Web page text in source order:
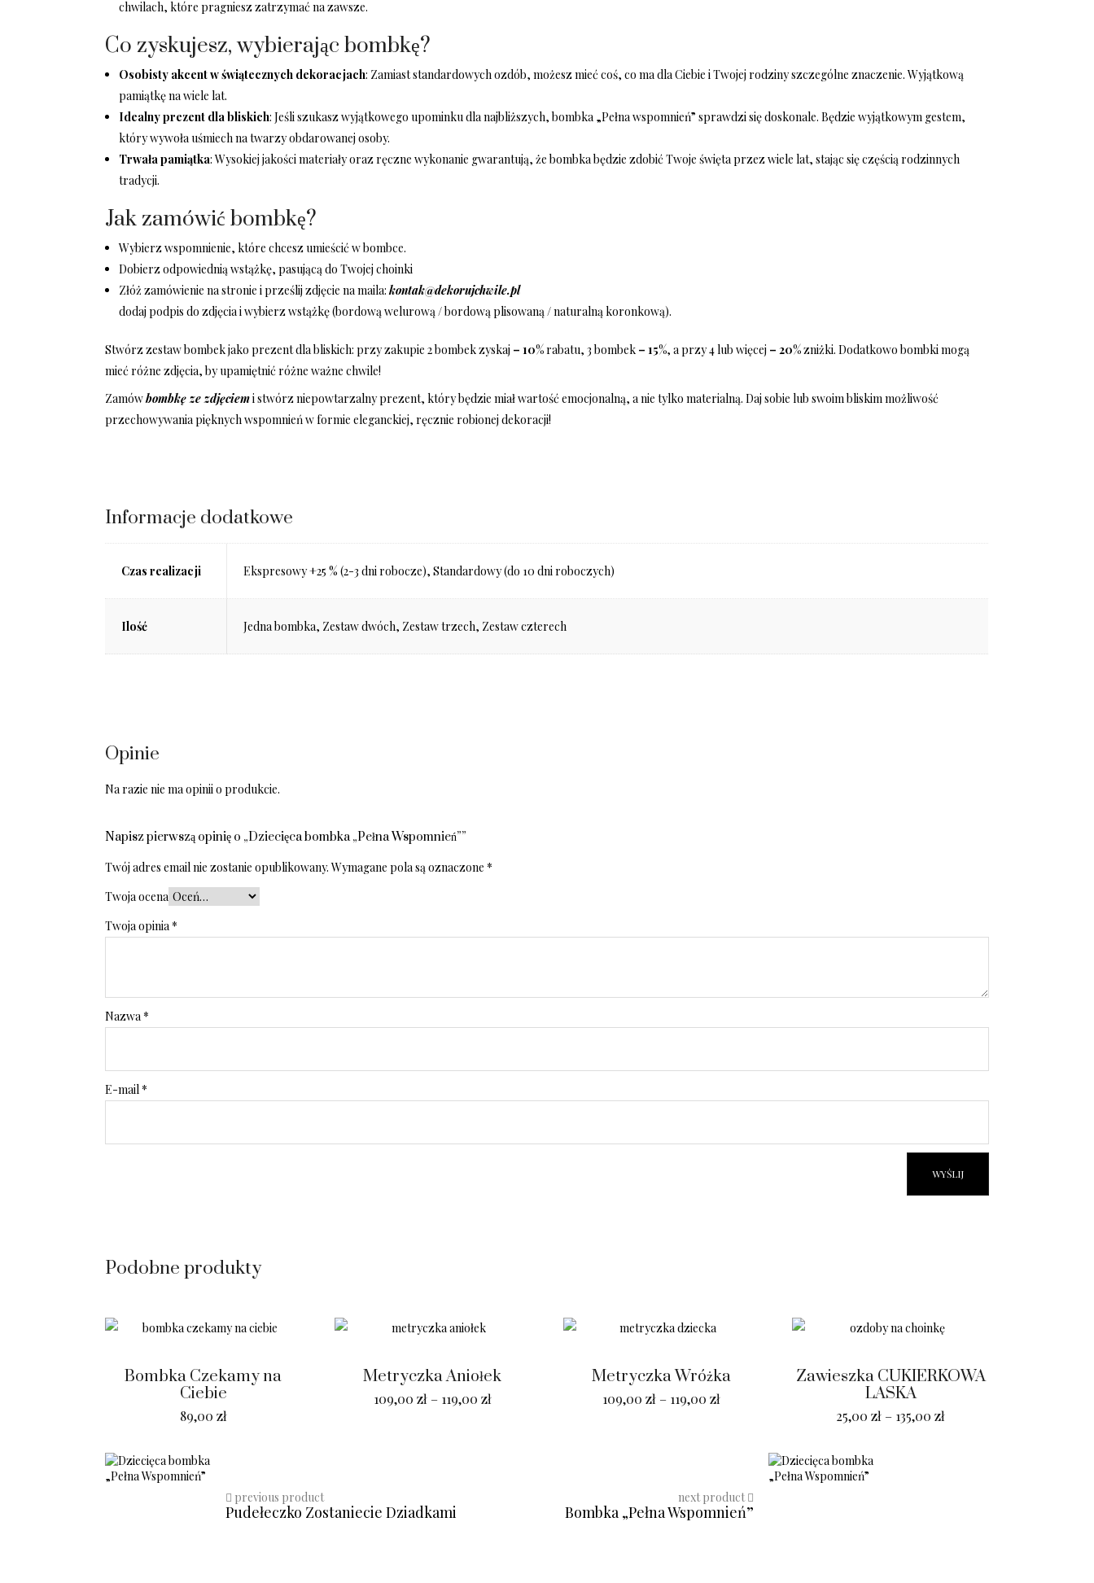
chwilach, które pragniesz zatrzymać na zawsze.
Co zyskujesz, wybierając bombkę?
Osobisty akcent w świątecznych dekoracjach: Zamiast standardowych ozdób, możesz mieć coś, co ma dla Ciebie i Twojej rodziny szczególne znaczenie. Wyjątkową
pamiątkę na wiele lat.
Idealny prezent dla bliskich: Jeśli szukasz wyjątkowego upominku dla najbliższych, bombka „Pełna wspomnień” sprawdzi się doskonale. Będzie wyjątkowym gestem,
który wywoła uśmiech na twarzy obdarowanej osoby.
Trwała pamiątka: Wysokiej jakości materiały oraz ręczne wykonanie gwarantują, że bombka będzie zdobić Twoje święta przez wiele lat, stając się częścią rodzinnych
tradycji.
Jak zamówić bombkę?
Wybierz wspomnienie, które chcesz umieścić w bombce.
Dobierz odpowiednią wstążkę, pasującą do Twojej choinki
Złóż zamówienie na stronie i prześlij zdjęcie na maila:kontak@dekorujchwile.pl
dodaj podpis do zdjęcia i wybierz wstążkę (bordową welurową / bordową plisowaną / naturalną koronkową).
Stwórz zestaw bombek jako prezent dla bliskich: przy zakupie 2 bombek zyskaj – 10%rabatu, 3 bombek – 15%, a przy 4 lub więcej – 20%zniżki. Dodatkowo bombki mogą
mieć różne zdjęcia, by upamiętnić różne ważne chwile!
Zamówbombkę ze zdjęciemi stwórz niepowtarzalny prezent, który będzie miał wartość emocjonalną, a nie tylko materialną. Daj sobie lub swoim bliskim możliwość
przechowywania pięknych wspomnień w formie eleganckiej, ręcznie robionej dekoracji!
Informacje dodatkowe
Czas realizacji Ekspresowy +25 % (2-3 dni robocze), Standardowy (do 10 dni roboczych)
Ilość Jedna bombka, Zestaw dwóch, Zestaw trzech, Zestaw czterech
Opinie
Na razie nie ma opinii o produkcie.
Napisz pierwszą opinię o „Dziecięca bombka „Pełna Wspomnień””
Twój adres email nie zostanie opublikowany. Wymagane pola są oznaczone *
Twoja ocena
Twoja opinia *
Nazwa *
E-mail *
Podobne produkty
Bombka Czekamy na
Ciebie
89,00 zł
Metryczka Aniołek
109,00 zł – 119,00 zł
Metryczka Wróżka
109,00zł – 119,00zł
Zawieszka CUKIERKOWA
LASKA
25,00zł – 135,00zł
previous product
Pudełeczko Zostaniecie Dziadkami
next product
Bombka „Pełna Wspomnień”